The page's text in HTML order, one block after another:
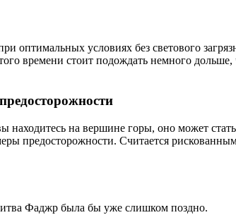
оптимальных условиях без светового
времени стоит подождать немного
находитесь на вершине горы, оно может
предосторожности. Считается
Фаджр была бы уже слишком поздно.